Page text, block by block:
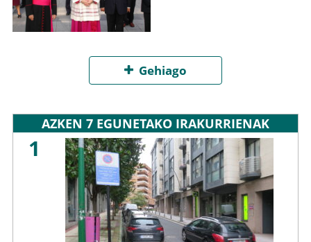
Gehiago
AZKEN 7 EGUNETAKO IRAKURRIENAK
1